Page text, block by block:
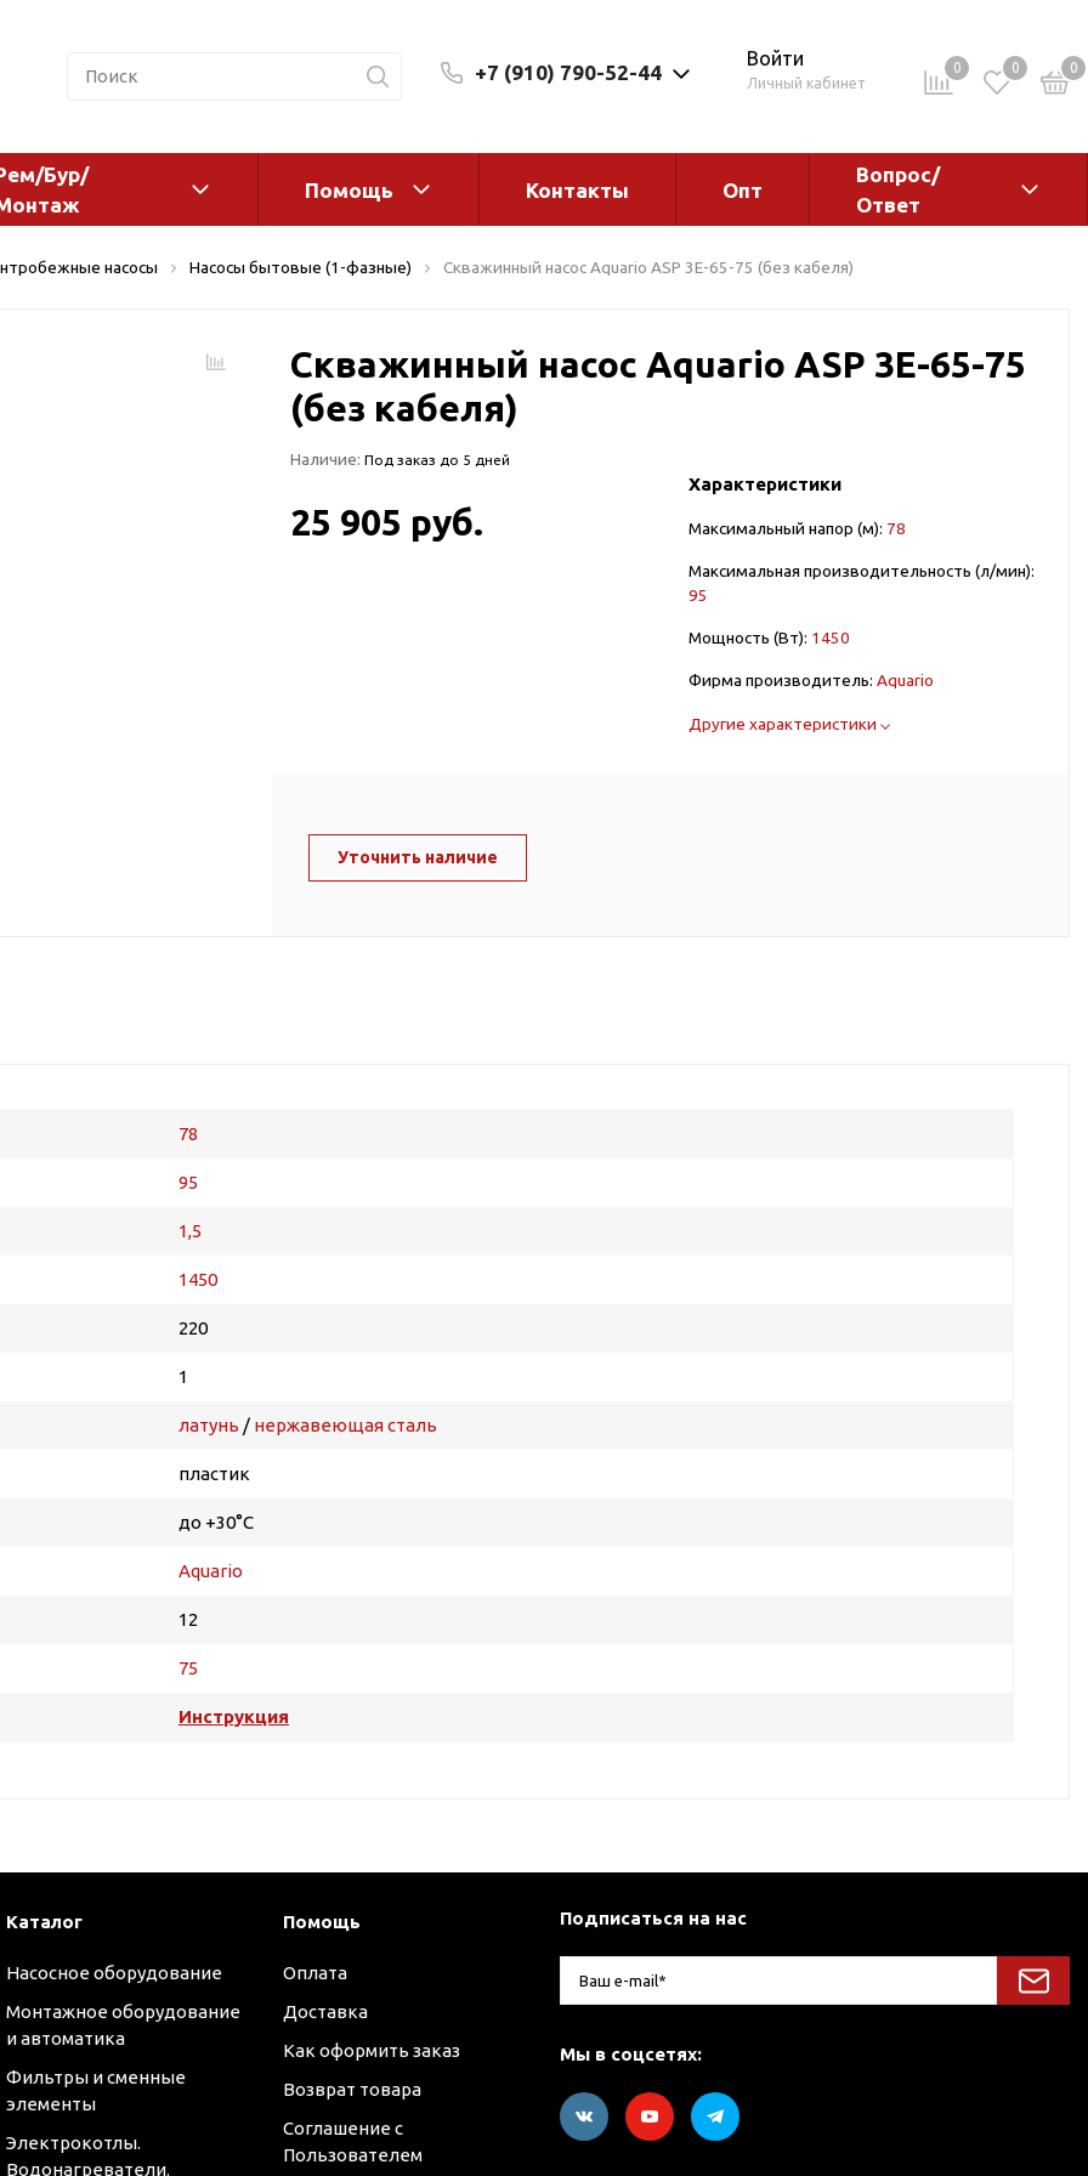
+7 (910) 790-52-44
Войти
Личный кабинет
0 0 0
для систем
и крепеж
Реагенты
Фильтрующие среды
BWT
Магистральные фильтры
Гейзер
Фильтры-кувшины
Стабилизаторы
Электрокотлы
Бур/
Помощь Контакты Опт
Вопрос/
Ответ
насосы Насосы бытовые (1-фазные) Скважинный насос Aquario ASP 3E-65-75 (без кабеля)
Скважинный насос Aquario ASP 3E-65-75
(без кабеля)
Наличие: Под заказ до 5 дней
25 905 руб.
Характеристики
Максимальный напор (м): 78
Максимальная производительность (л/мин):
95
Мощность (Вт): 1450
Фирма производитель: Aquario
Другие характеристики
Уточнить наличие
78
95
1,5
1450
220
1
латунь / нержавеющая сталь
пластик
до +30°С
Aquario
12
75
Инструкция
Каталог
Насосное оборудование
Монтажное оборудование
и автоматика
Фильтры и сменные
элементы
Электрокотлы.
Водонагреватели.
Помощь
Оплата
Доставка
Как оформить заказ
Возврат товара
Соглашение с
Пользователем
Подписаться на нас
Мы в соцсетях: